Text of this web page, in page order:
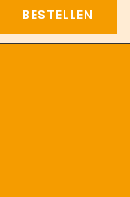
BESTELLEN